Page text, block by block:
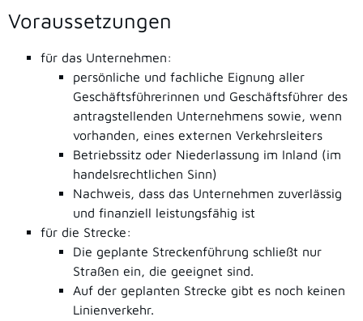
Voraussetzungen
für das Unternehmen:
persönliche und fachliche Eignung aller
Geschäftsführerinnen und Geschäftsführer des
antragstellenden Unternehmens sowie, wenn
vorhanden, eines externen Verkehrsleiters
Betriebssitz oder Niederlassung im Inland (im
handelsrechtlichen Sinn)
Nachweis, dass das Unternehmen zuverlässig
und finanziell leistungsfähig ist
für die Strecke:
Die geplante Streckenführung schließt nur
Straßen ein, die geeignet sind.
Auf der geplanten Strecke gibt es noch keinen
Linienverkehr.